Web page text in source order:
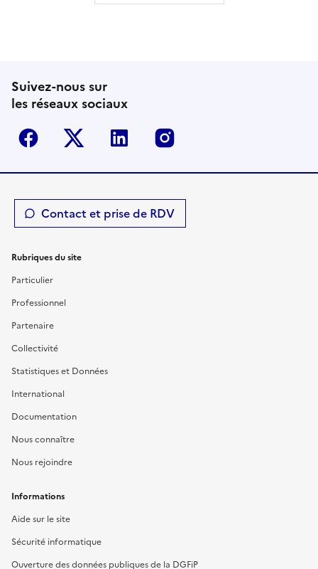
Suivez-nous sur
les réseaux sociaux
Facebook Twitter-X Linkedin
Contact et prise de RDV
Rubriques du site
Particulier
Professionnel
Partenaire
Collectivité
Statistiques et Données
International
Documentation
Nous connaître
Nous rejoindre
Informations
Aide sur le site
Sécurité informatique
Ouverture des données publiques de la DGFiP